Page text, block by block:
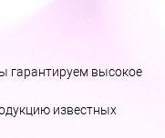
гарантируем высокое
известных